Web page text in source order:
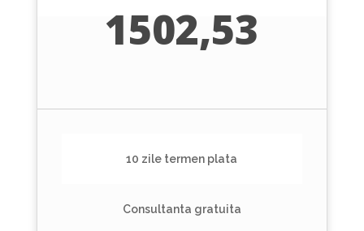
1502,53
10 zile termen plata
Consultanta gratuita